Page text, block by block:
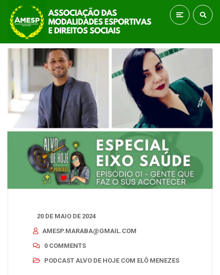
20 DE MAIO DE 2024
AMESP.MARABA@GMAIL.COM
0 COMMENTS
PODCAST ALVO DE HOJE COM ELÔ MENEZES